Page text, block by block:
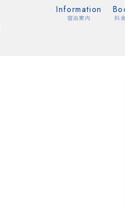
Information
宿泊案内 料